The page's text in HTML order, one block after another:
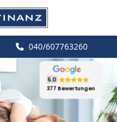
040/607763260
5.0
377 Bewertungen